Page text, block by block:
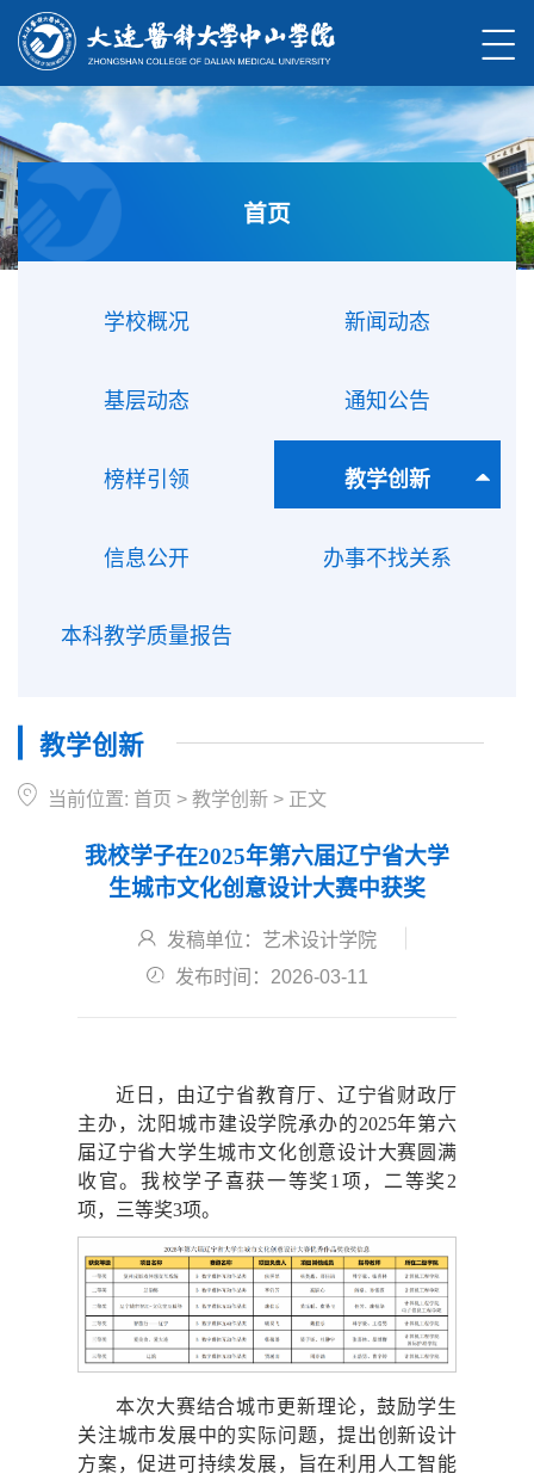
首页
学校概况 新闻动态
基层动态 通知公告
榜样引领 教学创新
信息公开 办事不找关系
本科教学质量报告
教学创新
当前位置: 首页 >教学创新 > 正文
我校学子在2025年第六届辽宁省大学
生城市文化创意设计大赛中获奖
发稿单位：艺术设计学院
发布时间：2026-03-11
近日，由辽宁省教育厅、辽宁省财政厅
主办，沈阳城市建设学院承办的2025年第六
届辽宁省大学生城市文化创意设计大赛圆满
收官。我校学子喜获一等奖1项，二等奖2
项，三等奖3项。
本次大赛结合城市更新理论，鼓励学生
关注城市发展中的实际问题，提出创新设计
方案，促进可持续发展，旨在利用人工智能